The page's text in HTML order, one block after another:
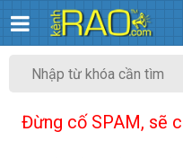
Đừng cố SPAM, sẽ